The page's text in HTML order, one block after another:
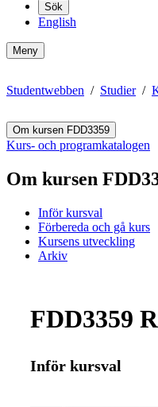
Sök
English
Meny
Studentwebben Studier
Om kursen FDD3359
Kurs- och programkatalogen
Om kursen
Inför kursval
Förbereda och gå kurs
Kursens utveckling
Arkiv
FDD3359
Inför kursval